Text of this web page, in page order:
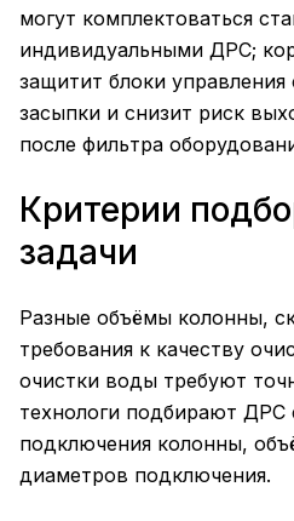
могут комплектоваться
индивидуальными ДРС;
защитит блоки
засыпки и снизит риск
после фильтра
Критерии
задачи
Разные объёмы колонны,
требования к качеству
очистки воды требуют
технологи подбирают ДРС
подключения колонны,
диаметров подключения.